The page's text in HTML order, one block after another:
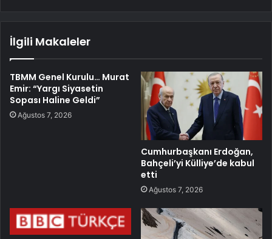
İlgili Makaleler
TBMM Genel Kurulu… Murat
Emir: “Yargı Siyasetin
Sopası Haline Geldi”
Ağustos 7, 2026
Cumhurbaşkanı Erdoğan,
Bahçeli’yi Külliye’de kabul
etti
Ağustos 7, 2026